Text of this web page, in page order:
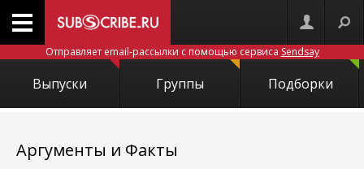
Отправляет email-рассылки с помощью сервиса Sendsay
Выпуски Группы Подборки
Аргументы и Факты